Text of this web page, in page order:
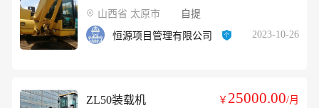
山西省 太原市
自提
恒源项目管理有限公司 2023-10-26
ZL50装载机 ￥ 25000.00/月